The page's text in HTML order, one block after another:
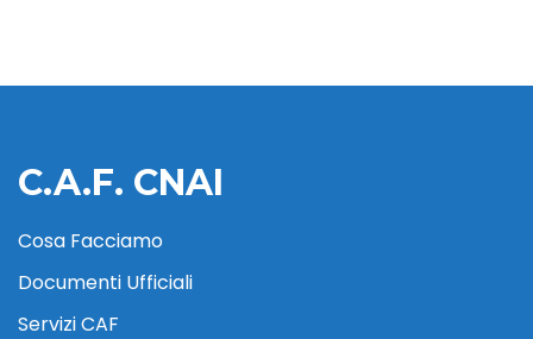
C.A.F. CNAI
Cosa Facciamo
Documenti Ufficiali
Servizi CAF